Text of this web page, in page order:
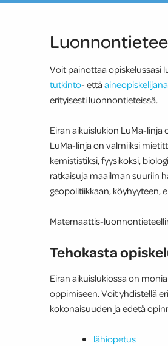
Voit painottaa opiskelussasi
tutkinto- ettäaineopiskelijana
erityisesti luonnontieteissä.
Eiran aikuislukion LuMa-
LuMa-linja on valmiiksi
kemististiksi, fyysikoksi,
ratkaisuja maailman suuriin
geopolitiikkaan, köyhyyteen,
Matemaattis-
Tehokasta
Eiran aikuislukiossa on
oppimiseen. Voit yhdistellä
kokonaisuuden ja edetä
lähiopetus